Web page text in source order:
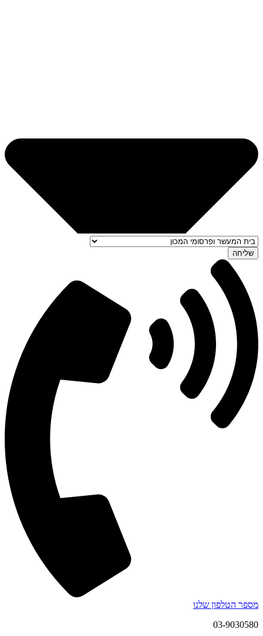
שליחה
מספר הטלפון שלנו
03-9030580